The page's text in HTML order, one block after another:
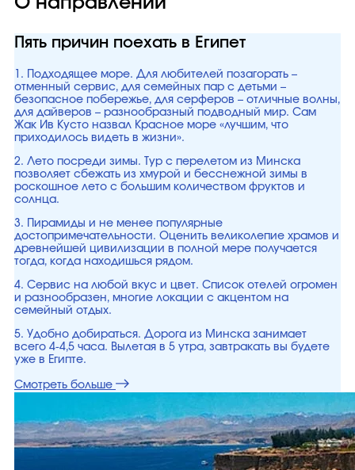
Пять причин поехать в Египет
1. Подходящее море. Для любителей позагорать –
отменный сервис, для семейных пар с детьми –
безопасное побережье, для серферов – отличные волны,
для дайверов – разнообразный подводный мир. Сам
Жак Ив Кусто назвал Красное море «лучшим, что
приходилось видеть в жизни».
2. Лето посреди зимы. Тур с перелетом из Минска
позволяет сбежать из хмурой и бесснежной зимы в
роскошное лето с большим количеством фруктов и
солнца.
3. Пирамиды и не менее популярные
достопримечательности. Оценить великолепие храмов и
древнейшей цивилизации в полной мере получается
тогда, когда находишься рядом.
4. Сервис на любой вкус и цвет. Список отелей огромен
и разнообразен, многие локации с акцентом на
семейный отдых.
5. Удобно добираться. Дорога из Минска занимает
всего 4-4,5 часа. Вылетая в 5 утра, завтракать вы будете
уже в Египте.
Смотреть больше